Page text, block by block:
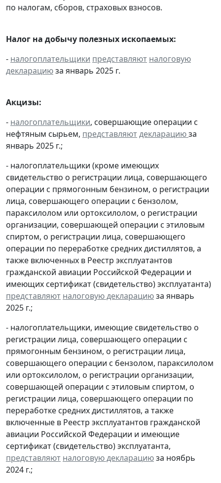
по налогам, сборов, страховых взносов.
Налог на добычу полезных ископаемых:
- налогоплательщики представляют налоговую
декларациюза январь 2025 г.
Акцизы:
- налогоплательщики, совершающие операции с
нефтяным сырьем, представляютдекларациюза
январь 2025 г.;
- налогоплательщики (кроме имеющих
свидетельство о регистрации лица, совершающего
операции с прямогонным бензином, о регистрации
лица, совершающего операции с бензолом,
параксилолом или ортоксилолом, о регистрации
организации, совершающей операции с этиловым
спиртом, о регистрации лица, совершающего
операции по переработке средних дистиллятов, а
также включенных в Реестр эксплуатантов
гражданской авиации Российской Федерации и
имеющих сертификат (свидетельство) эксплуатанта)
представляют налоговую декларациюза январь
2025 г.;
- налогоплательщики, имеющие свидетельство о
регистрации лица, совершающего операции с
прямогонным бензином, о регистрации лица,
совершающего операции с бензолом, параксилолом
или ортоксилолом, о регистрации организации,
совершающей операции с этиловым спиртом, о
регистрации лица, совершающего операции по
переработке средних дистиллятов, а также
включенные в Реестр эксплуатантов гражданской
авиации Российской Федерации и имеющие
сертификат (свидетельство) эксплуатанта,
представляют налоговую декларациюза ноябрь
2024 г.;